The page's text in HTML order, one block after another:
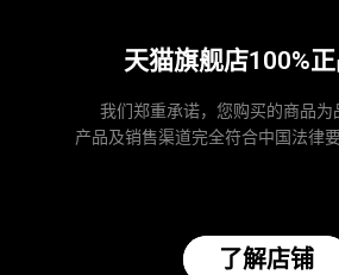
天猫旗舰店100%
我们郑重承诺，您购买的商品为
产品及销售渠道完全符合中国法律
了解店铺